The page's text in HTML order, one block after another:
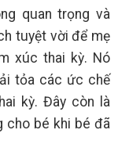
quan trọng và
tuyệt vời để mẹ
xúc thai kỳ. Nó
tỏa các ức chế
kỳ. Đây còn là
cho bé khi bé đã